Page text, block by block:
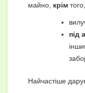
майно, крім
під
Найчастіше